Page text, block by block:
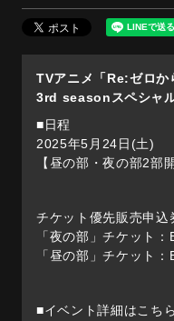
TVアニメ「Re:ゼロか
3rd seasonスペシャ
■日程
2025年5月24日(土)
【昼の部・夜の部2部
チケット優先販売申込
「夜の部」チケット
「昼の部」チケット
■イベント詳細はこち